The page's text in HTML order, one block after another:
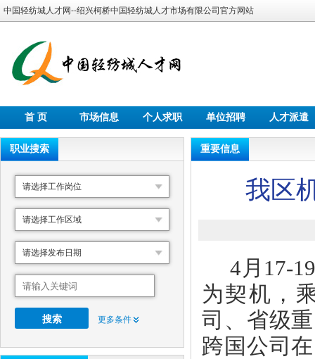
中国轻纺城人才网--绍兴柯桥中国轻纺城人才市场有限公司官方网站
首 页 市场信息 个人求职 单位招聘 人才派遣
职业搜索
请选择工作岗位
请选择工作区域
请选择发布日期
更多条件
重要信息
我区
4 月 17-
为契机，
司、省级
跨国公司